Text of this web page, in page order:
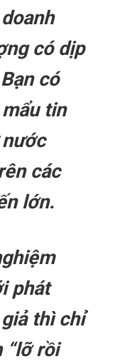
có dịp
có
tin
các
lớn.
phát
thì chỉ
“lỡ rồi